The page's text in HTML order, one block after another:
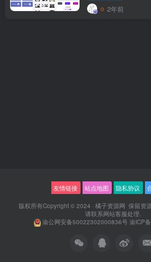
2年前
友情链接 站点地图 隐私协议
版权所有Copyright © 2024 · 橘子资源网 保留资
请联系网站客服处理.
渝公网安备50022302000836号 渝ICP